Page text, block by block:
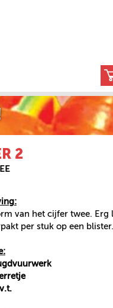
2
van het cijfer twee. Erg
per stuk op een blister.